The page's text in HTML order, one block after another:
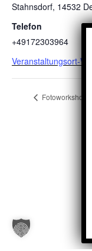
Stahnsdorf, 14532
Telefon
+49172303964
Veranstaltungsort-
Fotoworkshop
© 2017 – 2026
Impressum